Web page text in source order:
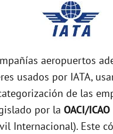
aeropuertos
usados por IATA,
de las
por la OACI/ICAO
Internacional). Este